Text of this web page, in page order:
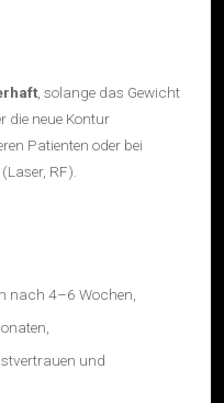
, solange das Gewicht
die neue Kontur
Patienten oder bei
RF).
nach 4–6 Wochen,
und